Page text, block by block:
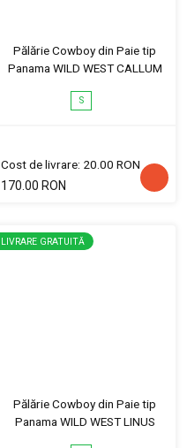
Pălărie Cowboy din Paie tip
Panama WILD WEST CALLUM
S
Cost de livrare: 20.00 RON
170.00 RON
LIVRARE GRATUITĂ
Pălărie Cowboy din Paie tip
Panama WILD WEST LINUS